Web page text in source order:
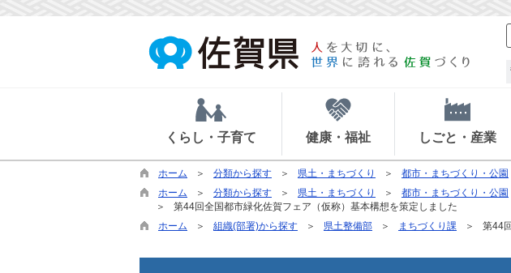
くらし・子育て 健康・福祉 しごと・産業
ホーム 分類から探す 県土・まちづくり 都市・まちづくり・公園
ホーム
分類から探す 県土・まちづくり 都市・まちづくり・公園
第44回全国都市緑化佐賀フェア（仮称）基本構想を策定しました
ホーム
組織(部署)から探す 県土整備部 まちづくり課 第44